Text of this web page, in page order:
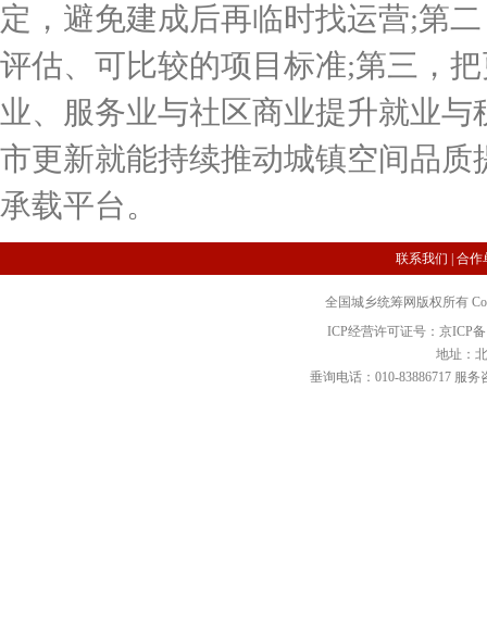
定，避免建成后再临时找运营;第
评估、可比较的项目标准;第三，
业、服务业与社区商业提升就业
市更新就能持续推动城镇空间品
承载平台。
联系我们 合作
全国城乡统筹网版权所有
ICP经营许可证号：京ICP备
地址：
垂询电话：010-83886717 服务